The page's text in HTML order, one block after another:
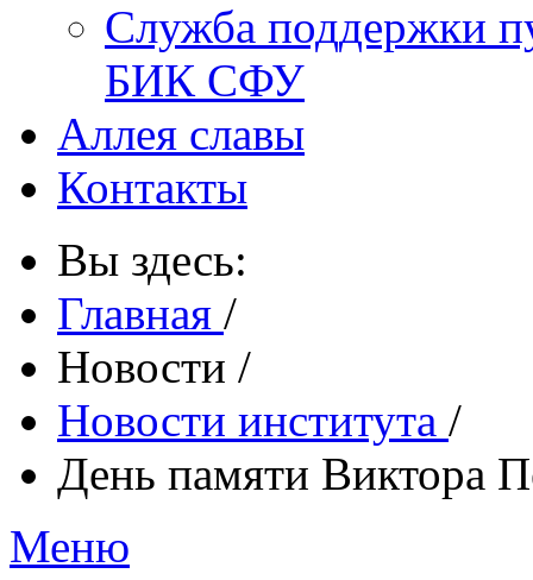
Служба поддержки
БИК СФУ
Аллея славы
Контакты
Вы здесь:
Главная /
Новости /
Новости института /
День памяти Виктора
Меню